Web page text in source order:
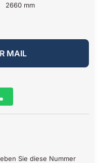
2660 mm
MAIL
Sie diese Nummer